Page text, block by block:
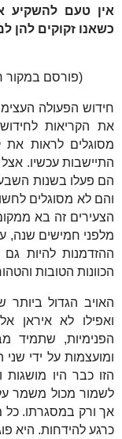
אין טעם להשקיע
כשאנו זקוקים להן
(פורסם במקור ראשון
חידוש הפעולה
את הקריאות
מסוגלים לראות
התיישבות עכשיו.
הם פעלו בשנות
והם לא מסוגלים
הצעירים זה בא
מלפני חמישים שנה,
ההזדמנות להיות
הכוונות הטובות
האויב הגדול
ואפילו לא איראן
הפנימיות, שתמיד
ומועצמות על ידי
הזו כבר היו מושגות
לשמור מכול משמר
אך ורק במסגרתו. כל
כרגע להידחות. היא